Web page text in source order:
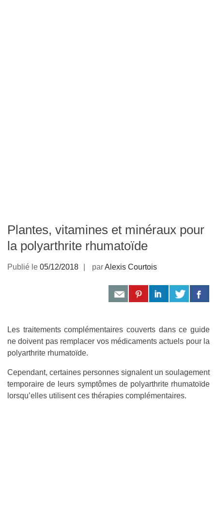
Plantes, vitamines et minéraux pour
la polyarthrite rhumatoïde
Publié le 05/12/2018 parAlexis Courtois
Les traitements complémentaires couverts dans ce guide
ne doivent pas remplacer vos médicaments actuels pour la
polyarthrite rhumatoïde.
Cependant, certaines personnes signalent un soulagement
temporaire de leurs symptômes de polyarthrite rhumatoïde
lorsqu’elles utilisent ces thérapies complémentaires.